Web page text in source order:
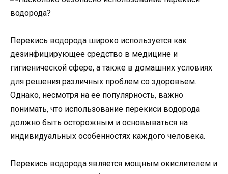
Перекись водорода широко используется как
дезинфицирующее средство в медицине и
гигиенической сфере, а также в домашних условиях
для решения различных проблем со здоровьем.
Однако, несмотря на ее популярность, важно
понимать, что использование перекиси водорода
должно быть осторожным и основываться на
индивидуальных особенностях каждого человека.
Перекись водорода является мощным окислителем и